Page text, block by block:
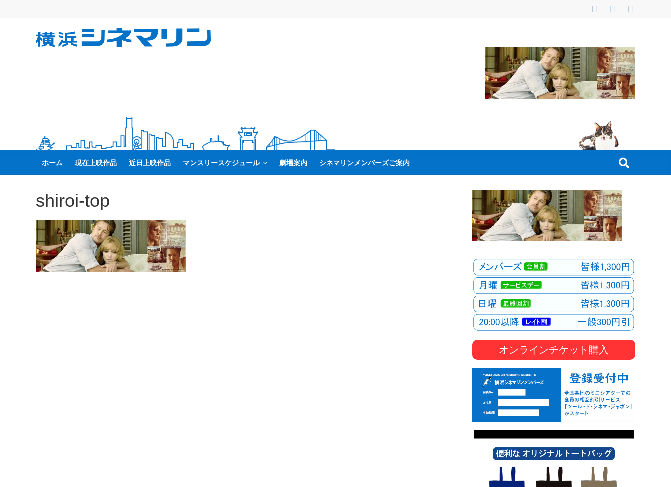
横
ネ
マ
リ
ン
た
い
映
ホーム 現在上映作品 近日上映作品 マンスリースケジュール 劇場案内 シネマリンメンバーズご案内
shiroi-top
オンラインチケット購入